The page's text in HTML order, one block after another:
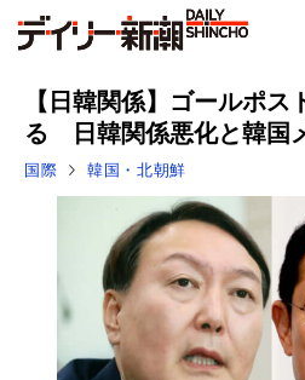
【日韓関係】ゴールポス
る 日韓関係悪化と韓国
国際 韓国・北朝鮮